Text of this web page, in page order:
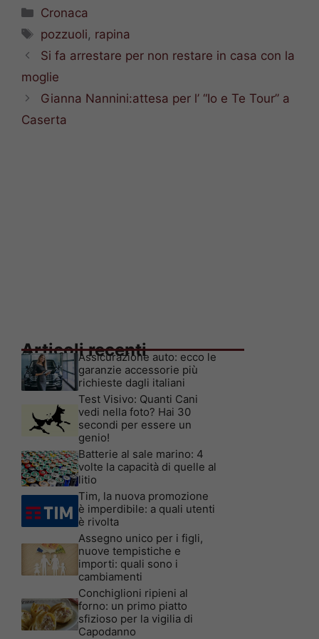
Categorie
Cronaca
Tag
pozzuoli, rapina
Si fa arrestare per non restare in casa con la
moglie
Gianna Nannini:attesa per l’ “Io e Te Tour” a
Caserta
Articoli recenti
Assicurazione auto: ecco le
garanzie accessorie più
richieste dagli italiani
Test Visivo: Quanti Cani
vedi nella foto? Hai 30
secondi per essere un
genio!
Batterie al sale marino: 4
volte la capacità di quelle al
litio
Tim, la nuova promozione
è imperdibile: a quali utenti
è rivolta
Assegno unico per i figli,
nuove tempistiche e
importi: quali sono i
cambiamenti
Conchiglioni ripieni al
forno: un primo piatto
sfizioso per la vigilia di
Capodanno